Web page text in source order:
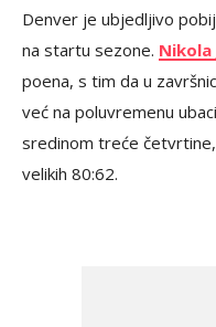
Denver je ubjedljivo
na startu sezone. Nikola
poena, s tim da u
već na poluvremenu
sredinom treće
velikih 80:62.